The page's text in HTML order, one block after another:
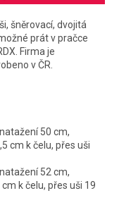
šněrovací, dvojitá
prát v pračce
Firma je
v ČR.
50 cm,
cm k čelu, přes uši
52 cm,
k čelu, přes uši 19